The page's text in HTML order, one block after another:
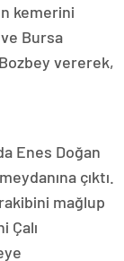
kemerini
Bursa
vererek,
Enes Doğan
çıktı.
mağlup
Çalı